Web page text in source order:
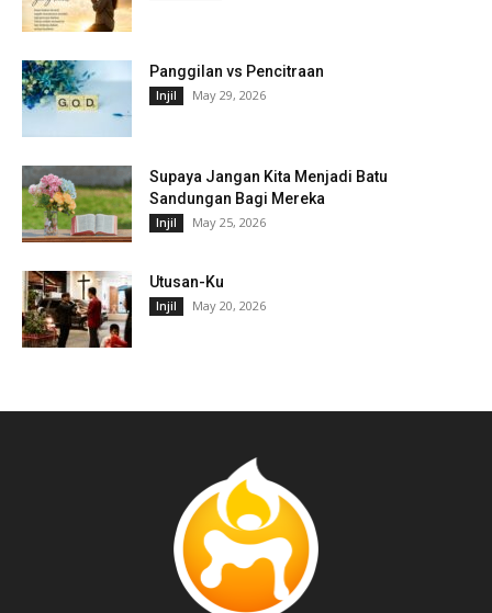
Panggilan vs Pencitraan
Injil May 29, 2026
Supaya Jangan Kita Menjadi Batu
Sandungan Bagi Mereka
Injil May 25, 2026
Utusan-Ku
Injil May 20, 2026